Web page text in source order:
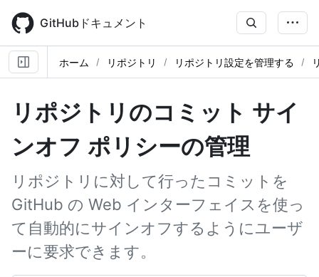
main
content
GitHubドキュメント
ホーム リポジトリ リポジトリ設定を管理する
リポジトリのコミット サイ
ンオフ ポリシーの管理
リポジトリに対して行ったコミットを
GitHub の Web インターフェイスを使っ
て自動的にサインオフするようにユーザ
ーに要求できます。